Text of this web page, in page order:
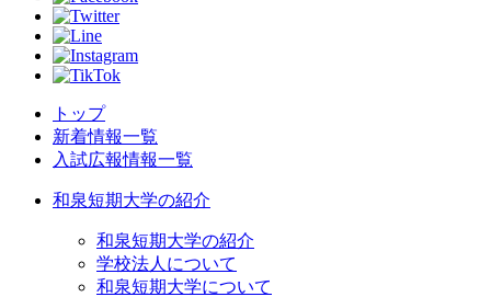
トップ
新着情報一覧
入試広報情報一覧
和泉短期大学の紹介
和泉短期大学の紹介
学校法人について
和泉短期大学について